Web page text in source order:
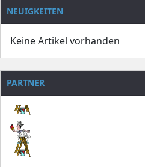
NEUIGKEITEN
Keine Artikel vorhanden
PARTNER